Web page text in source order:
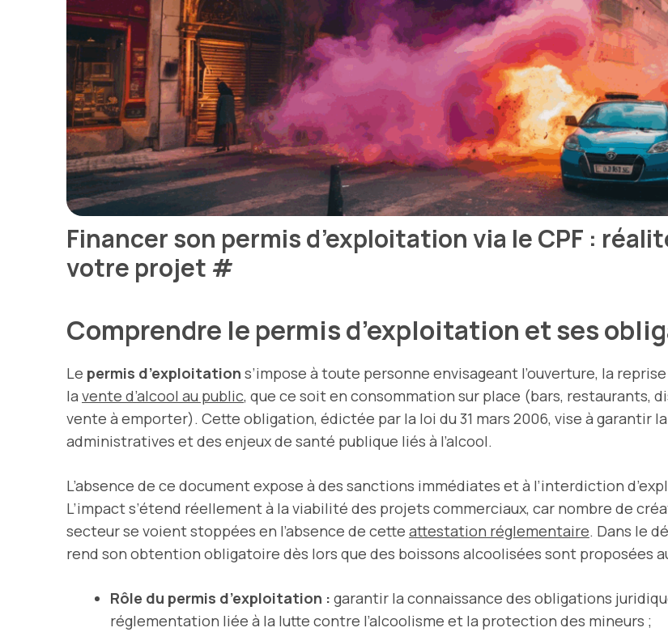
Financer son permis d’exploitation via le CPF :
votre projet #
Comprendre le permis d’exploitation et ses
Le permis d’exploitation s’impose à toute personne envisageant l’ouverture, la
la vente d’alcool au public, que ce soit en consommation sur place (bars, restaurants,
vente à emporter). Cette obligation, édictée par la loi du 31 mars 2006, vise à garantir
administratives et des enjeux de santé publique liés à l’alcool.
L’absence de ce document expose à des sanctions immédiates et à l’interdiction
L’impact s’étend réellement à la viabilité des projets commerciaux, car nombre de
secteur se voient stoppées en l’absence de cette attestation réglementaire. Dans le
rend son obtention obligatoire dès lors que des boissons alcoolisées sont proposées
Rôle du permis d’exploitation : garantir la connaissance des obligations
réglementation liée à la lutte contre l’alcoolisme et la protection des mineurs ;